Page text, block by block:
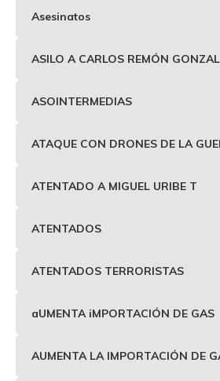
Asesinatos
ASILO A CARLOS REMÓN
ASOINTERMEDIAS
ATAQUE CON DRONES DE LA
ATENTADO A MIGUEL URIBE T
ATENTADOS
ATENTADOS TERRORISTAS
aUMENTA iMPORTACIÓN DE GAS
AUMENTA LA IMPORTACIÓN DE